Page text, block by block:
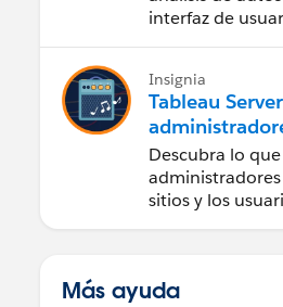
interfaz de
Insignia
Tableau
usuarios
Descubra lo
sitios y los
Más ayuda